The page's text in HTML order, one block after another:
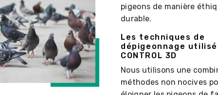
pigeons de manière
durable.
Les techniques de
dépigeonnage
CONTROL 3D
Nous utilisons une
méthodes non nocives